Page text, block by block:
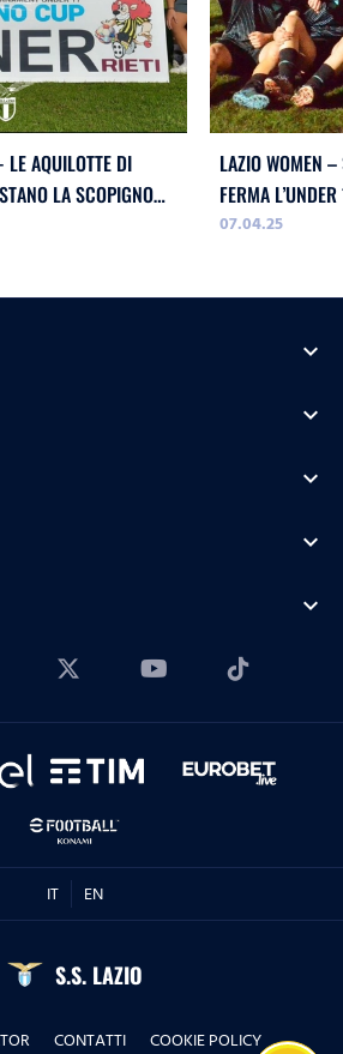
AQUILOTTE DI
LA SCOPIGNO
LAZIO WOMEN –
FERMA
07.04.25
expand_more
expand_more
expand_more
expand_more
expand_more
IT EN
S.S. LAZIO
CONTATTI COOKIE POLICY